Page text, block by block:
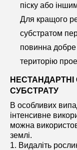
піску або
Для кращого
субстратом
повинна
територію
СУБСТРАТУ
В особливих
інтенсивне
можна
землі.
1. Видаліть